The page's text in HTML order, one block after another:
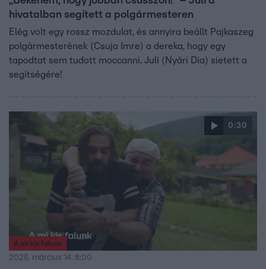
hivatalban segített a polgármesteren
Elég volt egy rossz mozdulat, és annyira beállt Pajkaszeg
polgármesterének (Csuja Imre) a dereka, hogy egy
tapodtat sem tudott moccanni. Juli (Nyári Dia) sietett a
segítségére!
0:30
A mi kis falunk
2026. március 14. 8:00